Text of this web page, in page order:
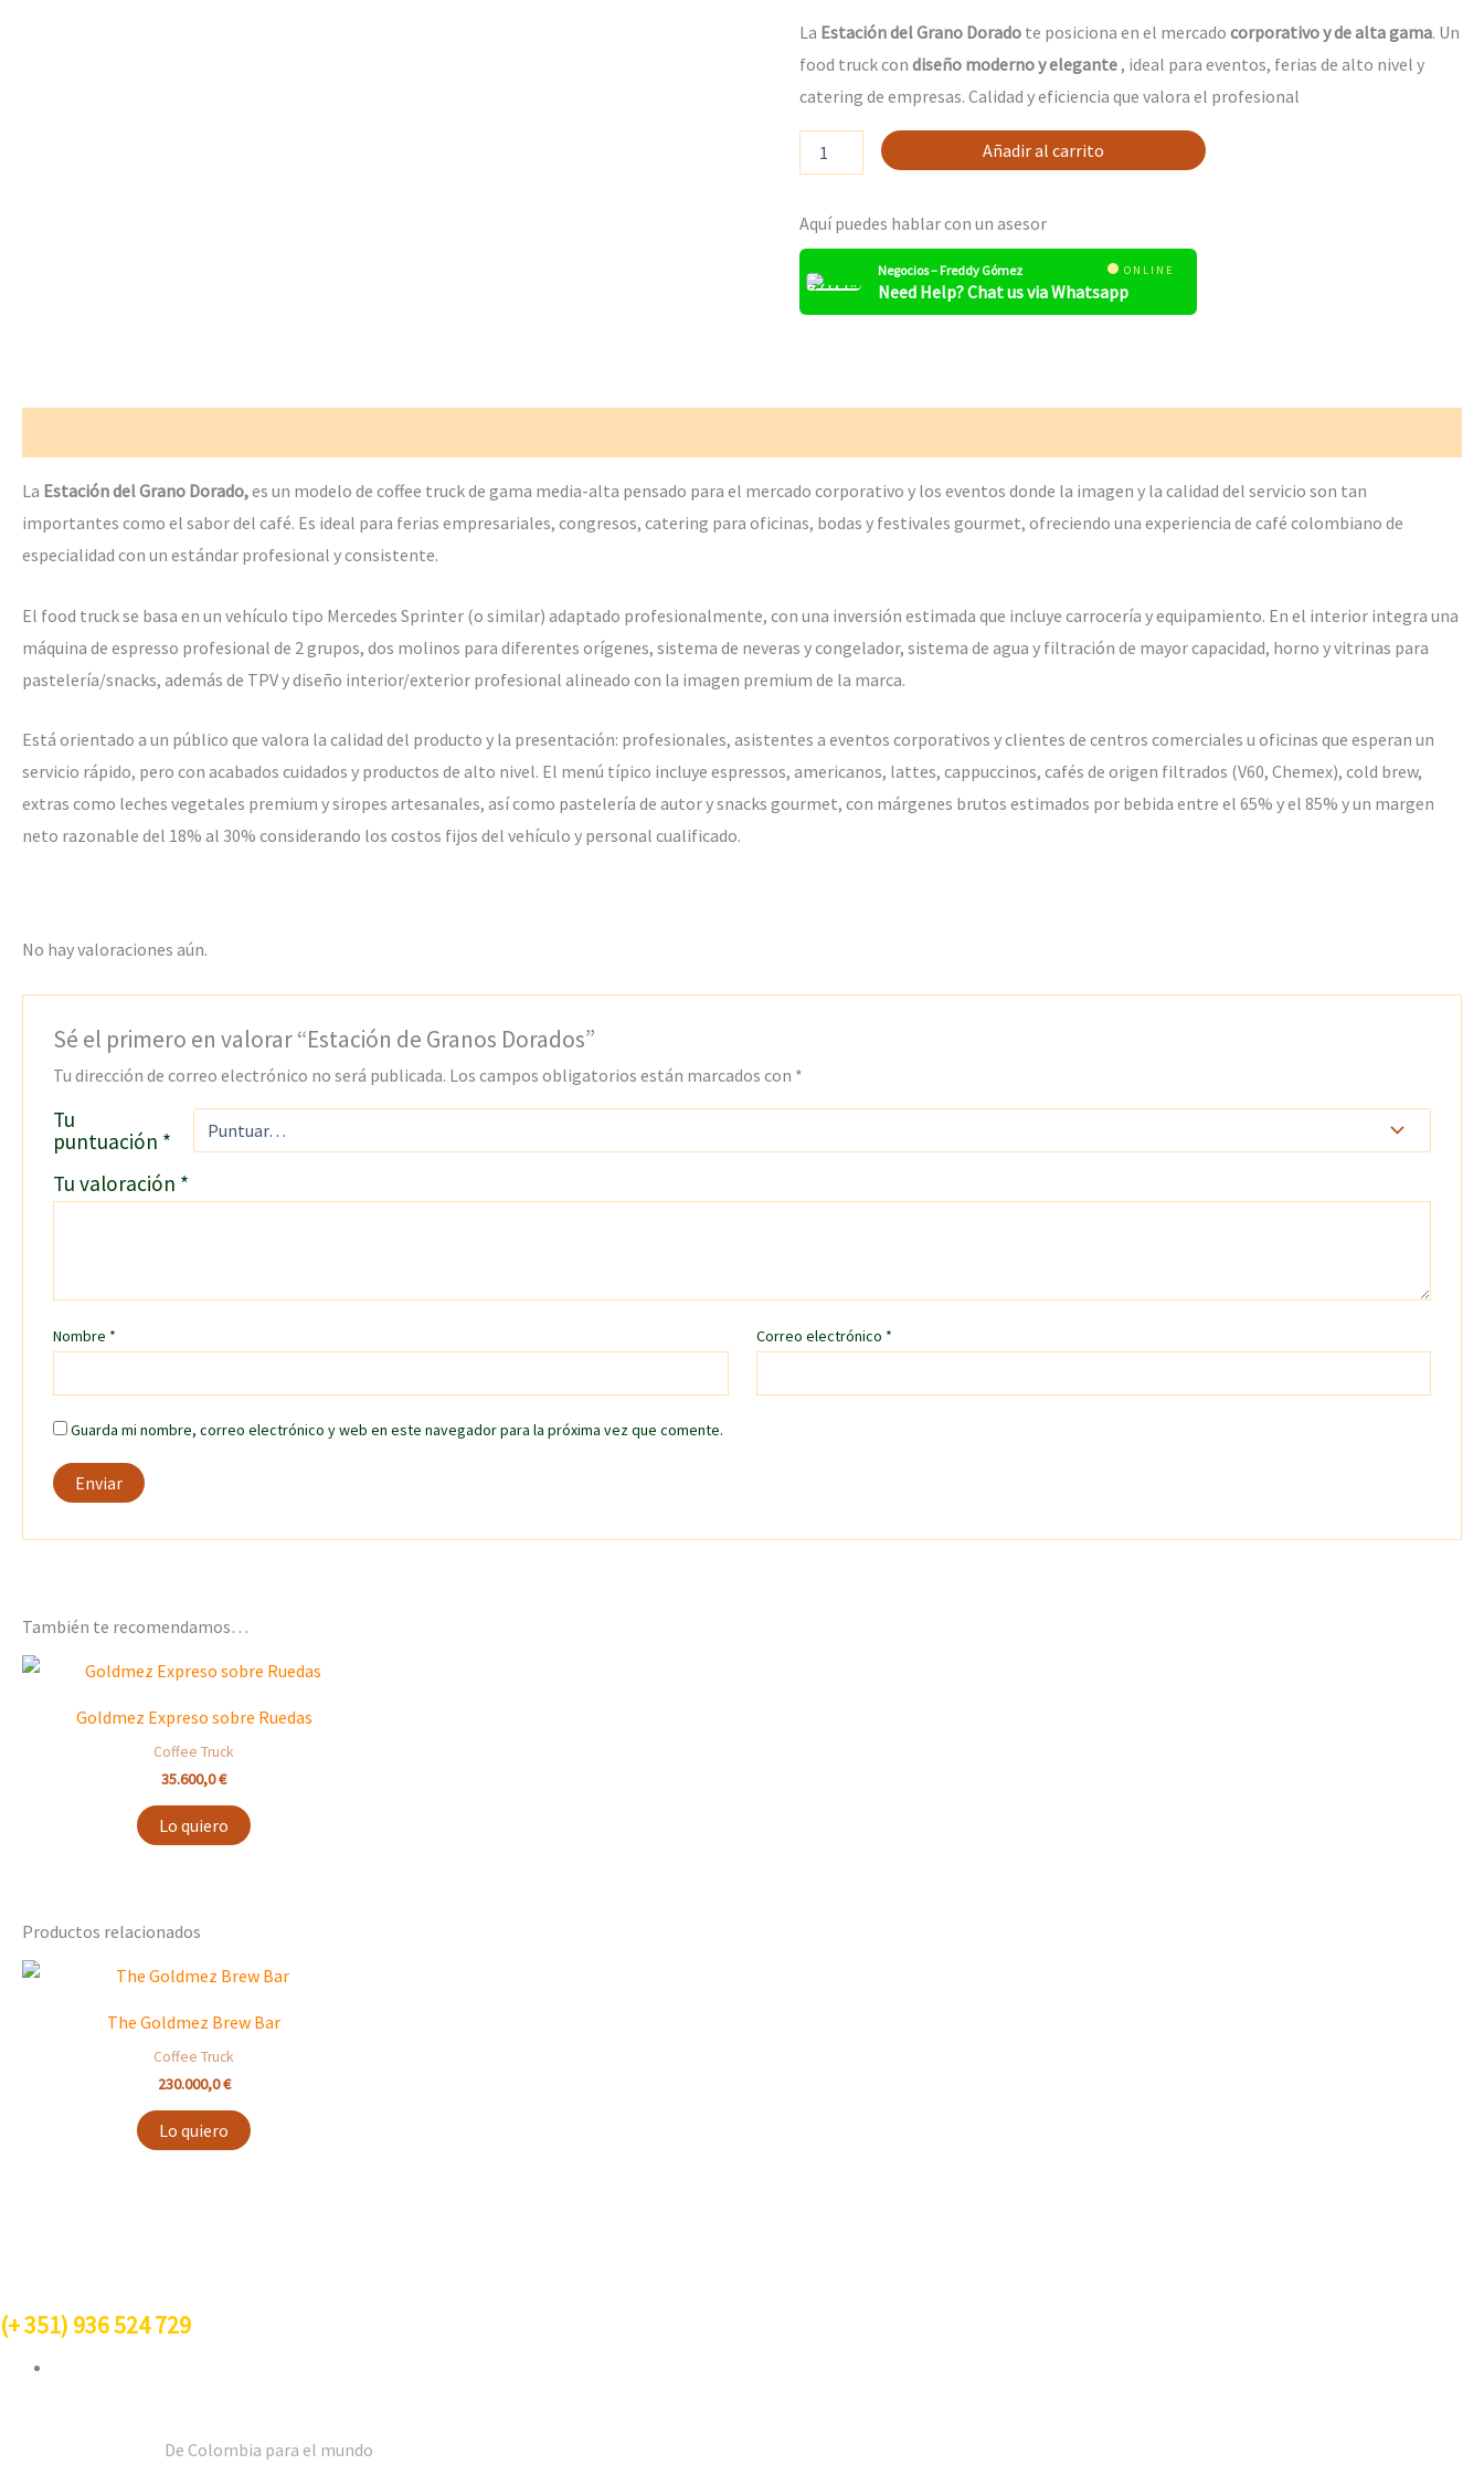
La Estación del Grano Dorado te posiciona en el mercadocorporativo y de alta gama. Un
food truck condiseño moderno y elegante, ideal para eventos, ferias de alto nivel y
catering de empresas. Calidad y eficiencia que valora el profesional
cantidad
Añadir al carrito
Aquí puedes hablar con un asesor
Negocios – Freddy Gómez ONLINE
Need Help? Chat us via Whatsapp
La Estación del Grano Dorado,es un modelo de coffee truck de gama media-alta pensado para el mercado corporativo y los eventos donde la imagen y la calidad del servicio son tan
importantes como el sabor del café. Es ideal para ferias empresariales, congresos, catering para oficinas, bodas y festivales gourmet, ofreciendo una experiencia de café colombiano de
especialidad con un estándar profesional y consistente.
El food truck se basa en un vehículo tipo Mercedes Sprinter (o similar) adaptado profesionalmente, con una inversión estimada que incluye carrocería y equipamiento. En el interior integra una
máquina de espresso profesional de 2 grupos, dos molinos para diferentes orígenes, sistema de neveras y congelador, sistema de agua y filtración de mayor capacidad, horno y vitrinas para
pastelería/snacks, además de TPV y diseño interior/exterior profesional alineado con la imagen premium de la marca.
Está orientado a un público que valora la calidad del producto y la presentación: profesionales, asistentes a eventos corporativos y clientes de centros comerciales u oficinas que esperan un
servicio rápido, pero con acabados cuidados y productos de alto nivel. El menú típico incluye espressos, americanos, lattes, cappuccinos, cafés de origen filtrados (V60, Chemex), cold brew,
extras como leches vegetales premium y siropes artesanales, así como pastelería de autor y snacks gourmet, con márgenes brutos estimados por bebida entre el 65% y el 85% y un margen
neto razonable del 18% al 30% considerando los costos fijos del vehículo y personal cualificado.
No hay valoraciones aún.
Sé el primero en valorar “Estación de Granos Dorados”
Tu dirección de correo electrónico no será publicada. Los campos obligatorios están marcados con *
Tu
puntuación *
Tu valoración *
Nombre * Correo electrónico *
Guarda mi nombre, correo electrónico y web en este navegador para la próxima vez que comente.
También te recomendamos…
Goldmez Expreso sobre Ruedas
Coffee Truck
35.600,0€
Lo quiero
Productos relacionados
The Goldmez Brew Bar
Coffee Truck
230.000,0€
Lo quiero
(+351) 936 524 729
De Colombia para el mundo